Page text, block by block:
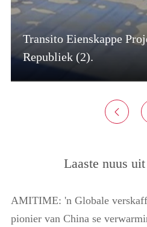
Transito Eienskappe
Republiek (2).

Laaste nuus
AMITIME: 'n Globale
pionier van China se